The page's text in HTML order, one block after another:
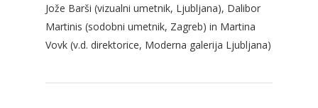
Jože Barši (vizualni umetnik, Ljubljana), Dalibor
Martinis (sodobni umetnik, Zagreb) in Martina
Vovk (v.d. direktorice, Moderna galerija Ljubljana)